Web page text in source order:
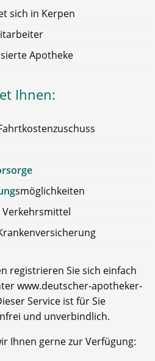
sich in Kerpen
Apotheke
Ihnen:
smöglichkeiten
registrieren Sie sich einfach
www.deutscher-apotheker-
Service ist für Sie
und unverbindlich.
Ihnen gerne zur Verfügung: